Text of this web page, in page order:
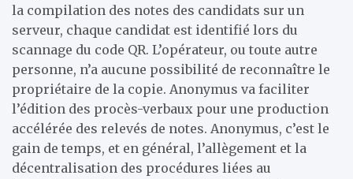
la compilation des notes des candidats sur un
serveur, chaque candidat est identifié lors du
scannage du code QR. L’opérateur, ou toute autre
personne, n’a aucune possibilité de reconnaître le
propriétaire de la copie. Anonymus va faciliter
l’édition des procès-verbaux pour une production
accélérée des relevés de notes. Anonymus, c’est le
gain de temps, et en général, l’allègement et la
décentralisation des procédures liées au